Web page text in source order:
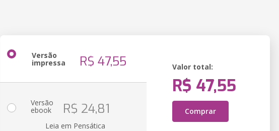
Versão
impressa R$ 47,55 Valor total:
R$ 47,55
Comprar
Versão
ebook R$ 24,81
Leia em Pensática